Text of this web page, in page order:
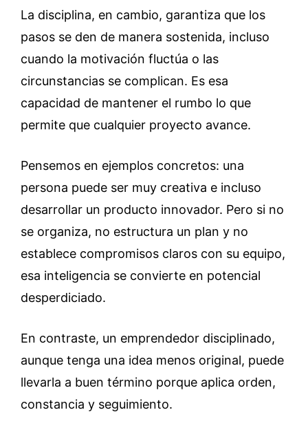
La disciplina, en cambio, garantiza que los
pasos se den de manera sostenida, incluso
cuando la motivación fluctúa o las
circunstancias se complican. Es esa
capacidad de mantener el rumbo lo que
permite que cualquier proyecto avance.
Pensemos en ejemplos concretos: una
persona puede ser muy creativa e incluso
desarrollar un producto innovador. Pero si no
se organiza, no estructura un plan y no
establece compromisos claros con su equipo,
esa inteligencia se convierte en potencial
desperdiciado.
En contraste, un emprendedor disciplinado,
aunque tenga una idea menos original, puede
llevarla a buen término porque aplica orden,
constancia y seguimiento.